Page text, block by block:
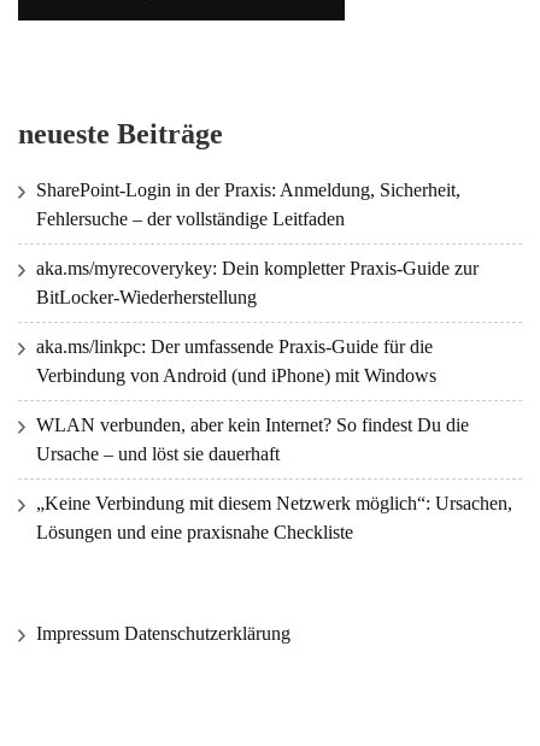
neueste Beiträge
SharePoint-Login in der Praxis: Anmeldung, Sicherheit,
Fehlersuche – der vollständige Leitfaden
aka.ms/myrecoverykey: Dein kompletter Praxis-Guide zur
BitLocker-Wiederherstellung
aka.ms/linkpc: Der umfassende Praxis‑Guide für die
Verbindung von Android (und iPhone) mit Windows
WLAN verbunden, aber kein Internet? So findest Du die
Ursache – und löst sie dauerhaft
„Keine Verbindung mit diesem Netzwerk möglich“: Ursachen,
Lösungen und eine praxisnahe Checkliste
Impressum Datenschutzerklärung